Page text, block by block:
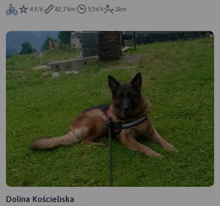
4.9/6
82,7 km 5:34 h 1km
Dolina Kościeliska